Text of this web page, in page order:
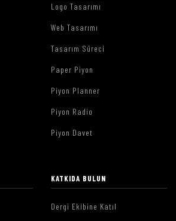
Logo Tasarımı
Web Tasarımı
Tasarım Süreci
Paper Piyon
Piyon Planner
Piyon Radio
Piyon Davet
KATKIDA BULUN
Dergi Ekibine Katıl